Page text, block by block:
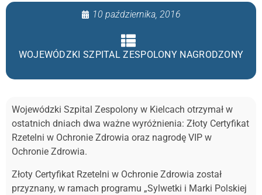
10 października, 2016
WOJEWÓDZKI SZPITAL ZESPOLONY NAGRODZONY
Wojewódzki Szpital Zespolony w Kielcach otrzymał w
ostatnich dniach dwa ważne wyróżnienia: Złoty Certyfikat
Rzetelni w Ochronie Zdrowia oraz nagrodę VIP w
Ochronie Zdrowia.
Złoty Certyfikat Rzetelni w Ochronie Zdrowia został
przyznany, w ramach programu „Sylwetki i Marki Polskiej